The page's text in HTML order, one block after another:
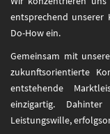
entsprechend unserer
Do-How ein.
Gemeinsam mit
zukunftsorientierte
entstehende
einzigartig.
Leistungswille,